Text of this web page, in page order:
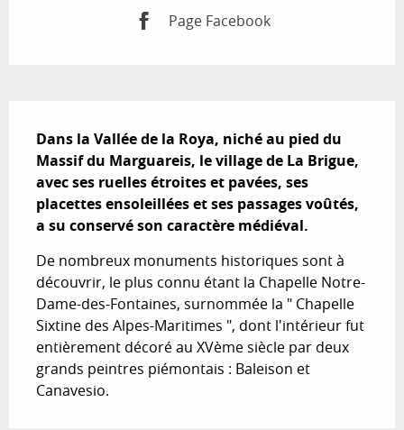
Page Facebook
Dans la Vallée de la Roya, niché au pied du
Massif du Marguareis, le village de La Brigue,
avec ses ruelles étroites et pavées, ses
placettes ensoleillées et ses passages voûtés,
a su conservé son caractère médiéval.
De nombreux monuments historiques sont à
découvrir, le plus connu étant la Chapelle Notre-
Dame-des-Fontaines, surnommée la " Chapelle
Sixtine des Alpes-Maritimes ", dont l'intérieur fut
entièrement décoré au XVème siècle par deux
grands peintres piémontais : Baleison et
Canavesio.